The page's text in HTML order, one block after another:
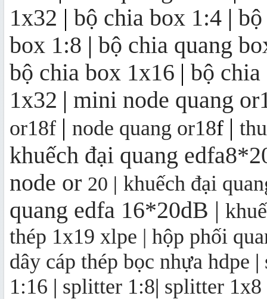
Khuếch đại quang EDFA 4/8/16/32
cổng
Bộ thu quang FTTH OR16 | mini
1x32 | bộ chia box 1:4 |
box 1:8 | bộ chia quang
bộ chia box 1x16 | bộ chia
1x32 | mini node quang
or18f | node quang or18f |
khuếch đại quang
node or 20 | khuếch đại
quang edfa 16*20dB |
thép 1x19 xlpe | hộp phối
dây cáp thép bọc nhựa hdpe |
1:16 | splitter 1:8| splitter 1x8